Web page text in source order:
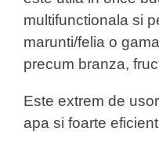
multifunctionala si
marunti/felia o
precum branza,
Este extrem de
apa si foarte